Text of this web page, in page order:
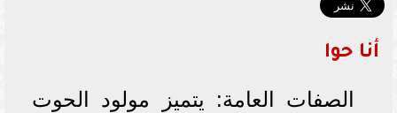
أنا حوا
الصفات العامة: يتميز مولود الحوت